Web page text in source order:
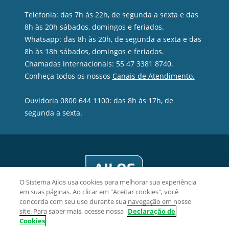
Telefonia: das 7h às 22h, de segunda a sexta e das
8h às 20h sábados, domingos e feriados.
Whatsapp: das 8h às 20h, de segunda a sexta e das
8h às 18h sábados, domingos e feriados.
Chamadas internacionais: 55 47 3381 8740.
Conheça todos os nossos Canais de Atendimento.
Ouvidoria 0800 644 1100: das 8h às 17h, de
segunda a sexta.
O Sistema Ailos usa cookies para melhorar sua experiência
em suas páginas. Ao clicar em "Aceitar cookies", você
concorda com seu uso durante sua navegação em nosso
site. Para saber mais, acesse nossa Declaração de
Cookies